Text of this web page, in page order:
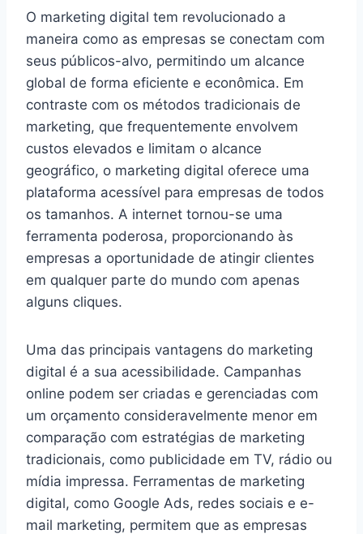
O marketing digital tem revolucionado a
maneira como as empresas se conectam com
seus públicos-alvo, permitindo um alcance
global de forma eficiente e econômica. Em
contraste com os métodos tradicionais de
marketing, que frequentemente envolvem
custos elevados e limitam o alcance
geográfico, o marketing digital oferece uma
plataforma acessível para empresas de todos
os tamanhos. A internet tornou-se uma
ferramenta poderosa, proporcionando às
empresas a oportunidade de atingir clientes
em qualquer parte do mundo com apenas
alguns cliques.
Uma das principais vantagens do marketing
digital é a sua acessibilidade. Campanhas
online podem ser criadas e gerenciadas com
um orçamento consideravelmente menor em
comparação com estratégias de marketing
tradicionais, como publicidade em TV, rádio ou
mídia impressa. Ferramentas de marketing
digital, como Google Ads, redes sociais e e-
mail marketing, permitem que as empresas